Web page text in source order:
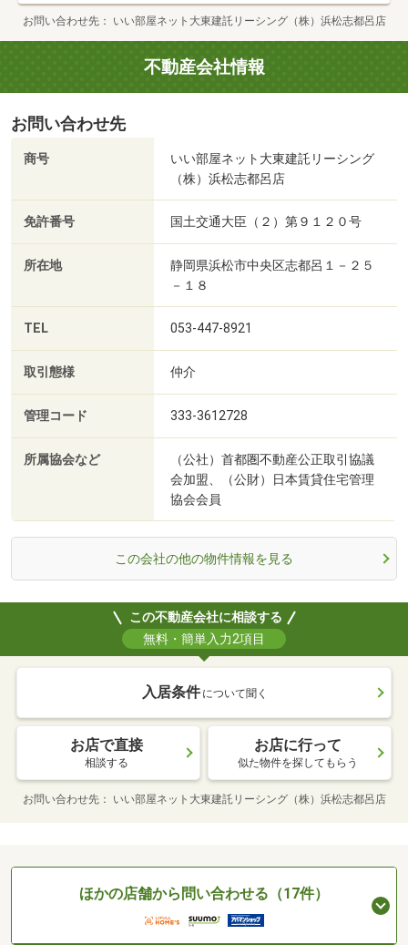
お問い合わせ先 いい部屋ネット大東建託リーシング（株）浜松志都呂店
不動産会社情報
お問い合わせ先
商号
いい部屋ネット大東建託リーシング
（株）浜松志都呂店
免許番号 国土交通大臣（２）第９１２０号
所在地
静岡県浜松市中央区志都呂１－２５
－１８
TEL 053-447-8921
取引態様 仲介
管理コード 333-3612728
所属協会など
（公社）首都圏不動産公正取引協議
会加盟、（公財）日本賃貸住宅管理
協会会員
この会社の他の物件情報を見る
この不動産会社に相談する
無料・簡単入力2項目
入居条件 について聞く
お店で直接
相談する
お店に行って
似た物件を探してもらう
お問い合わせ先 いい部屋ネット大東建託リーシング（株）浜松志都呂店
ほかの店舗から問い合わせる（17件）